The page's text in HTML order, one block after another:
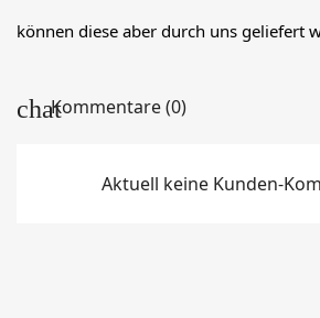
können diese aber durch uns geliefert
Kommentare (0)
Aktuell keine Kunden-